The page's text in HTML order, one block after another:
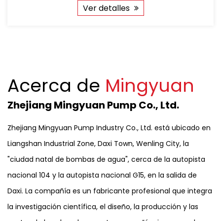
Ver detalles
Acerca de Mingyuan
Zhejiang Mingyuan Pump Co., Ltd.
Zhejiang Mingyuan Pump Industry Co., Ltd. está ubicado en
Liangshan Industrial Zone, Daxi Town, Wenling City, la
"ciudad natal de bombas de agua", cerca de la autopista
nacional 104 y la autopista nacional G15, en la salida de
Daxi. La compañía es un fabricante profesional que integra
la investigación científica, el diseño, la producción y las